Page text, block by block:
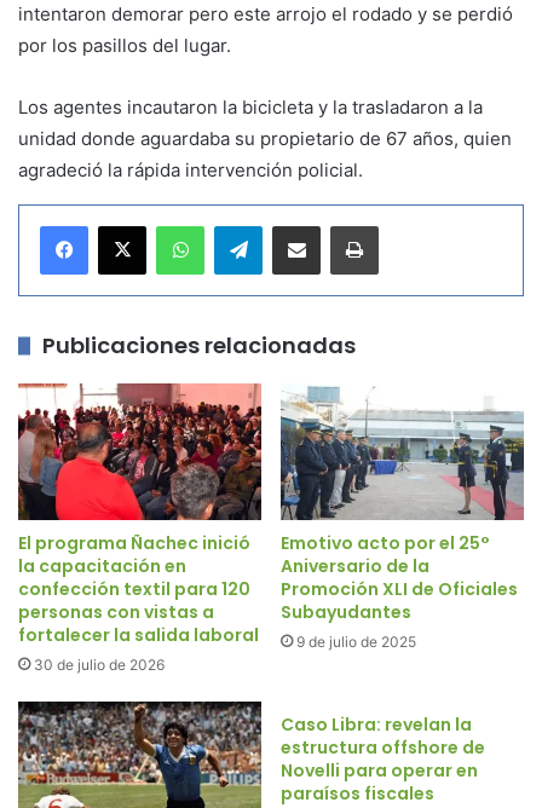
intentaron demorar pero este arrojo el rodado y se perdió
por los pasillos del lugar.
Los agentes incautaron la bicicleta y la trasladaron a la
unidad donde aguardaba su propietario de 67 años, quien
agradeció la rápida intervención policial.
Telegram
Publicaciones relacionadas
El programa Ñachec inició
la capacitación en
confección textil para 120
personas con vistas a
fortalecer la salida laboral
30 de julio de 2026
Emotivo acto por el 25°
Aniversario de la
Promoción XLI de Oficiales
Subayudantes
9 de julio de 2025
Caso Libra: revelan la
estructura offshore de
Novelli para operar en
paraísos fiscales